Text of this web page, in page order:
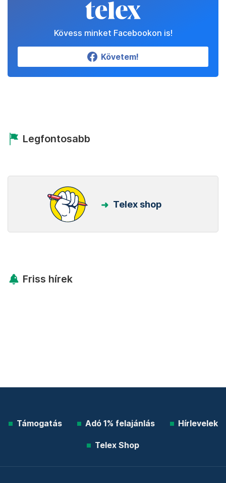
Kövess minket Facebookon is!
Követem!
Legfontosabb
Telex shop
Friss hírek
Támogatás Adó 1% felajánlás Hírlevelek
Telex Shop